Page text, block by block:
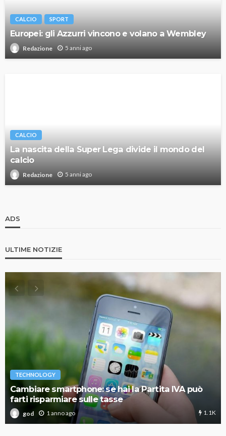
CALCIO SPORT
Europei: gli Azzurri vincono e volano a Wembley
Redazione 5 anni ago
CALCIO
La nascita della Super Lega divide il mondo del
calcio
Redazione 5 anni ago
ADS
ULTIME NOTIZIE
TECHNOLOGY
Cambiare smartphone: se hai la Partita IVA può
farti risparmiare sulle tasse
god 1 anno ago 1.1K